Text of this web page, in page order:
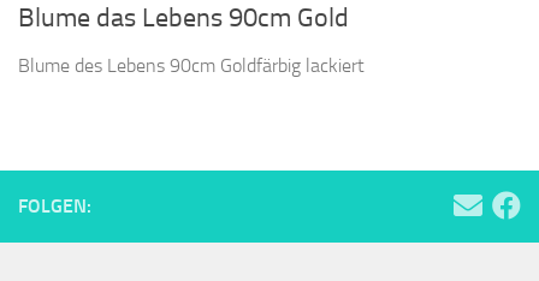
Blume das Lebens 90cm Gold
Blume des Lebens 90cm Goldfärbig lackiert
FOLGEN: